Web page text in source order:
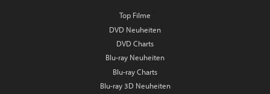
Top Filme
DVD Neuheiten
DVD Charts
Blu-ray Neuheiten
Blu-ray Charts
Blu-ray 3D Neuheiten